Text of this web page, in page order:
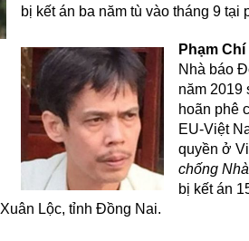
bị kết án ba năm tù vào tháng 9
Phạm
Nhà báo
năm 2019
hoãn phê
EU-Việt
quyền ở
chống
bị kết án
Lộc, tỉnh Đồng Nai.